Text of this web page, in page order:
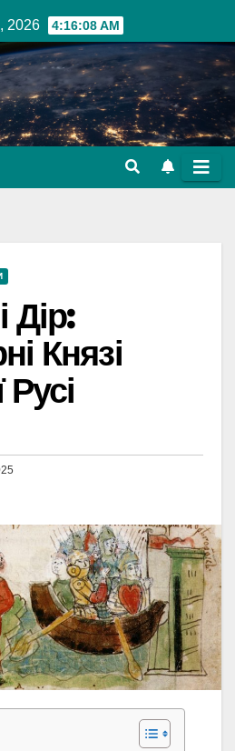
2026 4:16:09 AM
Дір:
Князі
Русі